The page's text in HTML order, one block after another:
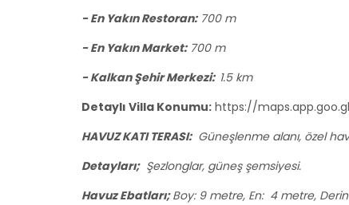
- En Yakın Restoran:700 m
- En Yakın Market:700 m
- Kalkan Şehir Merkezi: 1.5 km
Detaylı Villa Konumu: https://
HAVUZ KATI TERASI:Güneşlenme alanı, özel
Detayları;Şezlonglar, güneş şemsiyesi.
Havuz Ebatları;Boy: 9 metre, En: 4 metre,